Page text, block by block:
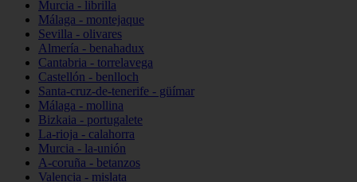
Murcia - librilla
Málaga - montejaque
Sevilla - olivares
Almería - benahadux
Cantabria - torrelavega
Castellón - benlloch
Santa-cruz-de-tenerife - güímar
Málaga - mollina
Bizkaia - portugalete
La-rioja - calahorra
Murcia - la-unión
A-coruña - betanzos
Valencia - mislata